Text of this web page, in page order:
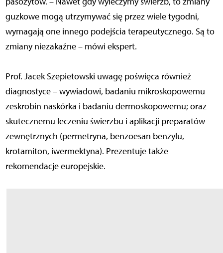
guzkowe mogą utrzymywać się przez wiele tygodni,
wymagają one innego podejścia terapeutycznego. Są to
zmiany niezakaźne – mówi ekspert.
Prof. Jacek Szepietowski uwagę poświęca również
diagnostyce – wywiadowi, badaniu mikroskopowemu
zeskrobin naskórka i badaniu dermoskopowemu; oraz
skutecznemu leczeniu świerzbu i aplikacji preparatów
zewnętrznych (permetryna, benzoesan benzylu,
krotamiton, iwermektyna). Prezentuje także
rekomendacje europejskie.